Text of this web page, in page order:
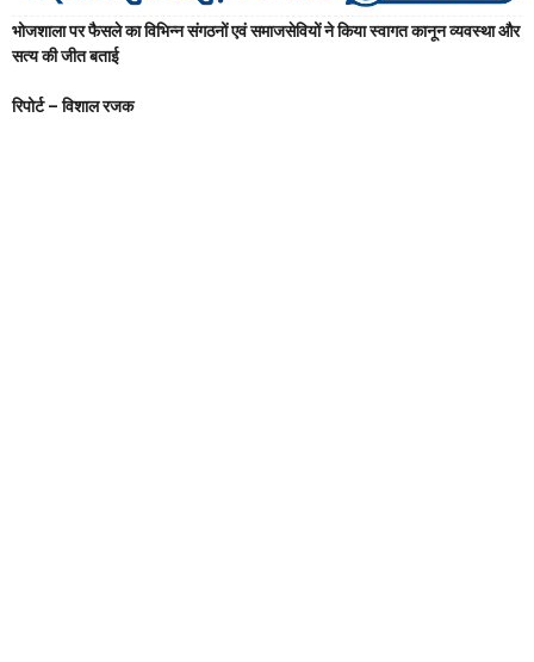
भोजशाला पर फैसले का विभिन्न संगठनों एवं समाजसेवियों ने किया स्वागत कानून व्यवस्था और
सत्य की जीत बताई
रिपोर्ट – विशाल रजक